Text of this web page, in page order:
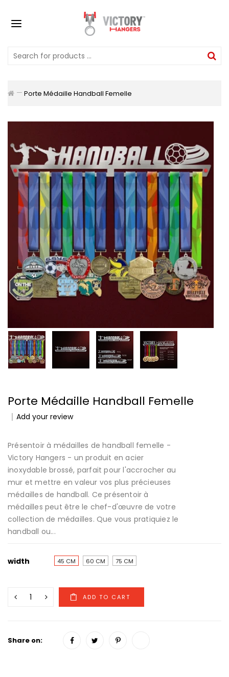
Porte Médaille Handball Femelle
Porte Médaille Handball Femelle
Add your review
Présentoir à médailles de handball femelle -
Victory Hangers - un produit en acier
inoxydable brossé, parfait pour l'accrocher au
mur et mettre en valeur vos plus précieuses
médailles de handball. Ce présentoir à
médailles peut être le chef-d'œuvre de votre
collection de médailles. Que vous pratiquiez le
handball ou...
width 45 CM 60 CM 75 CM
Share on: